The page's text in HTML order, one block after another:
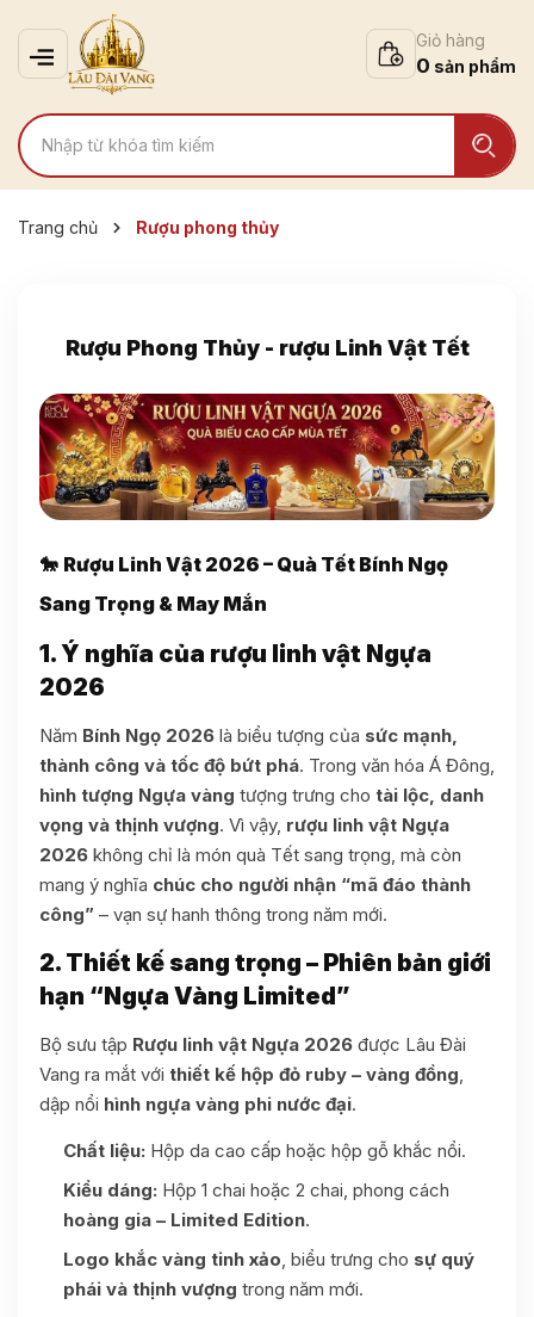
Giỏ hàng
0
Trang chủ Rượu phong thủy
Rượu Phong Thủy - rượu Linh Vật Tết
🐎 Rượu Linh Vật 2026 – Quà Tết Bính Ngọ
Sang Trọng & May Mắn
1. Ý nghĩa của rượu linh vật Ngựa
2026
Năm Bính Ngọ 2026 là biểu tượng của sức mạnh,
thành công và tốc độ bứt phá. Trong văn hóa Á Đông,
hình tượng Ngựa vàng tượng trưng cho tài lộc, danh
vọng và thịnh vượng. Vì vậy, rượu linh vật Ngựa
2026 không chỉ là món quà Tết sang trọng, mà còn
mang ý nghĩa chúc cho người nhận “mã đáo thành
công” – vạn sự hanh thông trong năm mới.
2. Thiết kế sang trọng – Phiên bản giới
hạn “Ngựa Vàng Limited”
Bộ sưu tập Rượu linh vật Ngựa 2026 được Lâu Đài
Vang ra mắt với thiết kế hộp đỏ ruby – vàng đồng
dập nổi hình ngựa vàng phi nước đại.
Chất liệu: Hộp da cao cấp hoặc hộp gỗ khắc nổi.
Kiểu dáng: Hộp 1 chai hoặc 2 chai, phong cách
hoàng gia – Limited Edition.
Logo khắc vàng tinh xảo , biểu trưng cho sự quý
phái và thịnh vượng trong năm mới.